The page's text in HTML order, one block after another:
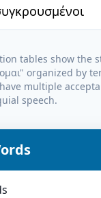
tables show the
" organized by
multiple
speech.